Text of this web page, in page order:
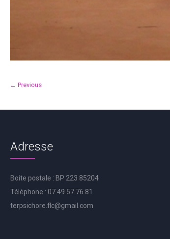
← Previous
Adresse
Boite postale : BP 223 85204
Téléphone : 07.49.57.76.81
terpsichore.flc@gmail.com